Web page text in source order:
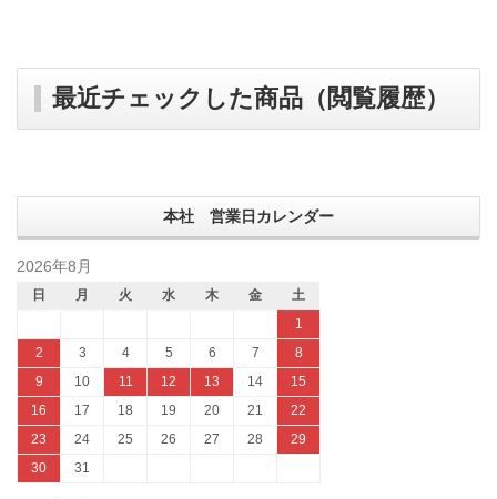
最近チェックした商品（閲覧履歴）
本社 営業日カレンダー
2026年8月
日 月 火 水 木 金
土
1
2
3 4 5 6 7
8
9
10 11 12 13 14
15
16
17 18 19 20 21
22
23
24 25 26 27 28
29
30
31